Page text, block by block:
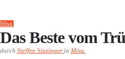
Misq.
Das Beste vom
durch Steffen Sinzinger in Misq.